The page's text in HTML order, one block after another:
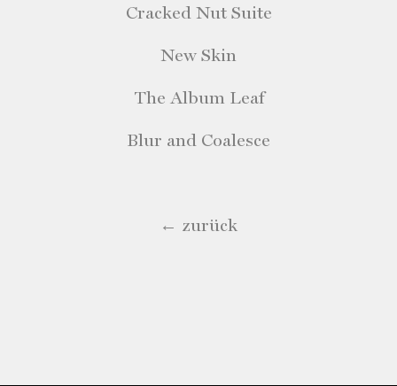
Cracked Nut Suite
New Skin
The Album Leaf
Blur and Coalesce
← zurück